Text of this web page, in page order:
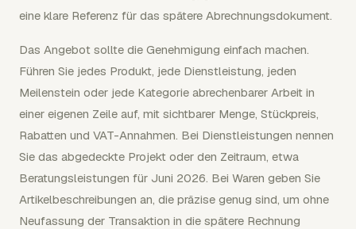
eine klare Referenz für das spätere Abrechnungsdokument.
Das Angebot sollte die Genehmigung einfach machen.
Führen Sie jedes Produkt, jede Dienstleistung, jeden
Meilenstein oder jede Kategorie abrechenbarer Arbeit in
einer eigenen Zeile auf, mit sichtbarer Menge, Stückpreis,
Rabatten und VAT-Annahmen. Bei Dienstleistungen nennen
Sie das abgedeckte Projekt oder den Zeitraum, etwa
Beratungsleistungen für Juni 2026. Bei Waren geben Sie
Artikelbeschreibungen an, die präzise genug sind, um ohne
Neufassung der Transaktion in die spätere Rechnung